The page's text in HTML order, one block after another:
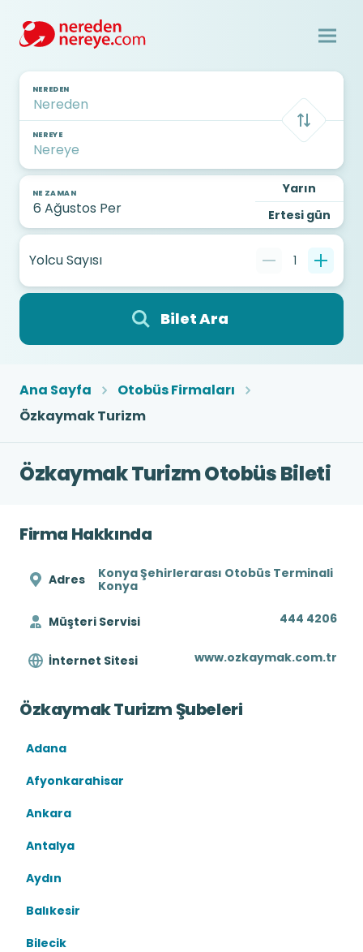
NEREDEN
NEREYE
NE ZAMAN
Yarın
Ertesi gün
Yolcu Sayısı 1
Bilet Ara
Ana Sayfa
Otobüs Firmaları
Özkaymak Turizm
Özkaymak Turizm Otobüs Bileti
Firma Hakkında
Adres
Konya Şehirlerarası Otobüs Terminali
Konya
Müşteri Servisi 444 4206
İnternet Sitesi www.ozkaymak.com.tr
Özkaymak Turizm Şubeleri
Adana
Afyonkarahisar
Ankara
Antalya
Aydın
Balıkesir
Bilecik